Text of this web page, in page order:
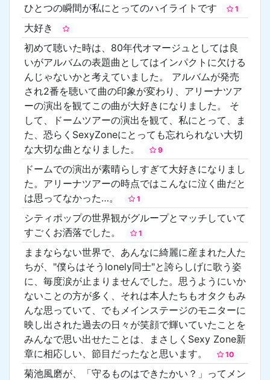
ひとつの瞬間が私にとってのハイライトです
1
大好き
初めて聴いた時は、80年代オマージュとしては良
いがアルバムの表題曲としてはインパクトに欠ける
んじゃないかと考えていました。 アルバムが発売
され2番を聴いて曲の印象が変わり、アリーナツア
ーの演出を観てこの曲が大好きになりました。 そ
して、ドームツアーの演出を観て、私にとって、ま
た、恐らくSexyZoneにとっても忘れられない大切
な大切な曲となりました。
9
ドームでの演出が素晴らしすぎて大好きになりまし
た。アリーナツアーの時点ではこんなに泣く曲だと
は思ってなかった…。
1
シティポップの世界観がグループとマッチしていて
すごくお洒落でした。
1
ままならない世界で、あんなに綺麗に産まれた人た
ちが、"僕らはそうlonely同士"と誇らしげに歌う姿
に、毎度涙が止まりませんでした。思うようにいか
ないことの方が多く、それは本人たちもオタクもみ
んな思っていて、でもメインステージのモニターに
映し出された過去の日々が笑顔で輝いていたことを
みんなで思い出せたことは、まさしくSexy Zone新
章に相応しい、節目だったなと思います。
10
菊池風磨が、「守るものはできたかい？」ってメン